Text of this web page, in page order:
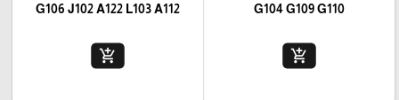
G104 G109 G110
add_shopping_cart
G106 J102 A122 L103 A112
add_shopping_cart